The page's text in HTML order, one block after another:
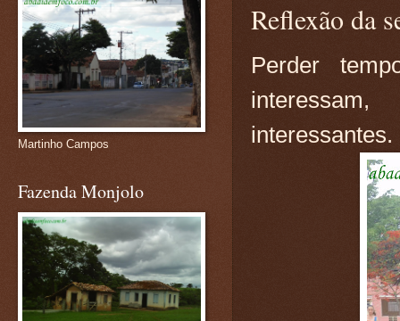
Reflexão da
Perder
interessantes.
Martinho Campos
Fazenda Monjolo